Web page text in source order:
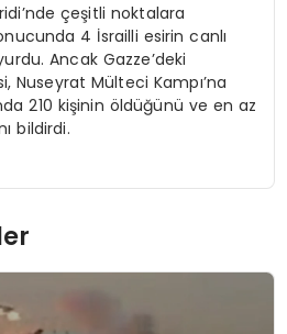
çeşitli noktalara
4 İsrailli esirin canlı
Ancak Gazze’deki
Nuseyrat Mülteci Kampı’na
210 kişinin öldüğünü ve en az
bildirdi.